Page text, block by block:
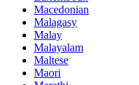
Macedonian
Malagasy
Malay
Malayalam
Maltese
Maori